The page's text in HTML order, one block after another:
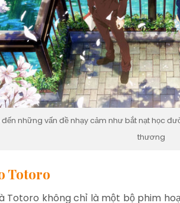
đến những vấn đề nhạy cảm như bắt nạt học
thương
Totoro
Totoro không chỉ là một bộ phim